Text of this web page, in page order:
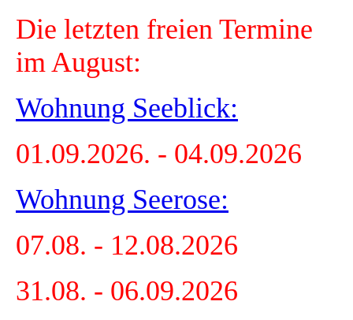
Die letzten freien Termine
im August:
Wohnung Seeblick:
01.09.2026. - 04.09.2026
Wohnung Seerose:
07.08. - 12.08.2026
31.08. - 06.09.2026